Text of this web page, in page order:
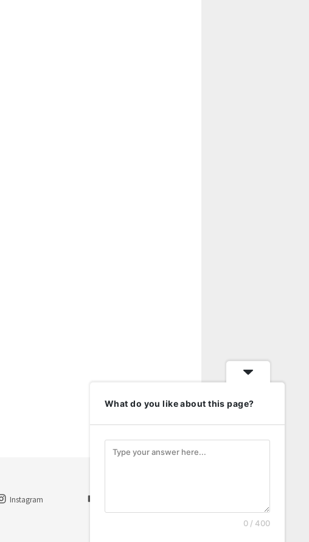
Instagram
What do you like about this page?
0 / 400